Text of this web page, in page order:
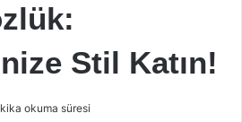
Stil Katın!
okuma süresi